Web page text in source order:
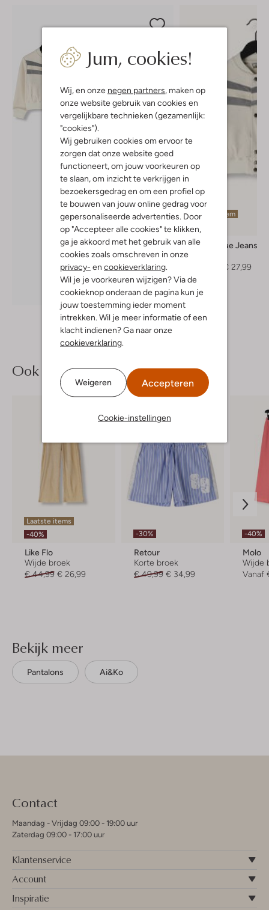
Jum, cookies!
Wij, en onze negen partners , maken op
onze website gebruik van cookies en
vergelijkbare technieken (gezamenlijk:
"cookies").
Wij gebruiken cookies om ervoor te
zorgen dat onze website goed
functioneert, om jouw voorkeuren op
te slaan, om inzicht te verkrijgen in
bezoekersgedrag en om een profiel op
te bouwen van jouw online gedrag voor
gepersonaliseerde advertenties. Door
op "Accepteer alle cookies" te klikken,
ga je akkoord met het gebruik van alle
cookies zoals omschreven in onze
privacy- en cookieverklaring
Wil je je voorkeuren wijzigen? Via de
cookieknop onderaan de pagina kun je
jouw toestemming ieder moment
intrekken. Wil je meer informatie of een
klacht indienen? Ga naar onze
cookieverklaring
Weigeren Accepteren
Cookie-instellingen
Ontdek de look
Laatste item
-60%
Indian Blue Jeans
€ 27,99
Ook iets voor jou?
Laatste items
-40%
Like Flo
Wijde broek
€ 44,99 € 26,99
-30%
Retour
Korte broek
€ 49,99 € 34,99
-40%
Molo
Wijde
Vanaf
Bekijk meer
Pantalons Ai&ko
Contact
Maandag - Vrijdag 09:00 - 19:00 uur
Zaterdag 09:00 - 17:00 uur
Klantenservice
Account
Inspiratie